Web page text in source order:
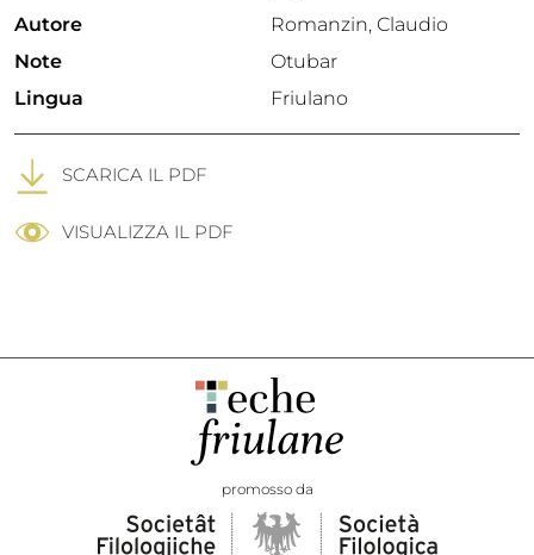
Autore
Romanzin, Claudio
Note
Otubar
Lingua
Friulano
SCARICA IL PDF
VISUALIZZA IL PDF
promosso da